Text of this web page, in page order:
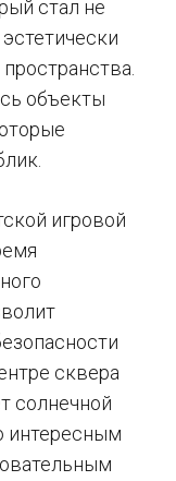
стал не
объекты
игровой
сквера
солнечной
интересным